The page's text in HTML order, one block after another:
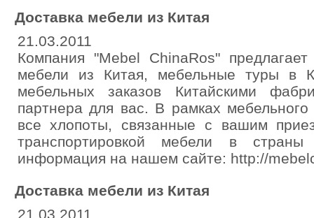
Доставка мебели из Китая
21.03.2011
Компания "Mebel ChinaRos"
мебели из Китая, мебельные туры в
мебельных заказов Китайскими
партнера для вас. В рамках
все хлопоты, связанные с вашим
транспортировкой мебели в
информация на нашем сайте: http://
Доставка мебели из Китая
21.03.2011